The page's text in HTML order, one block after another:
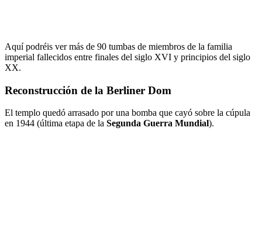
Aquí podréis ver más de 90 tumbas de miembros de la familia
imperial fallecidos entre finales del siglo XVI y principios del siglo
XX.
Reconstrucción de la Berliner Dom
El templo quedó arrasado por una bomba que cayó sobre la cúpula
en 1944 (última etapa de la Segunda Guerra Mundial).